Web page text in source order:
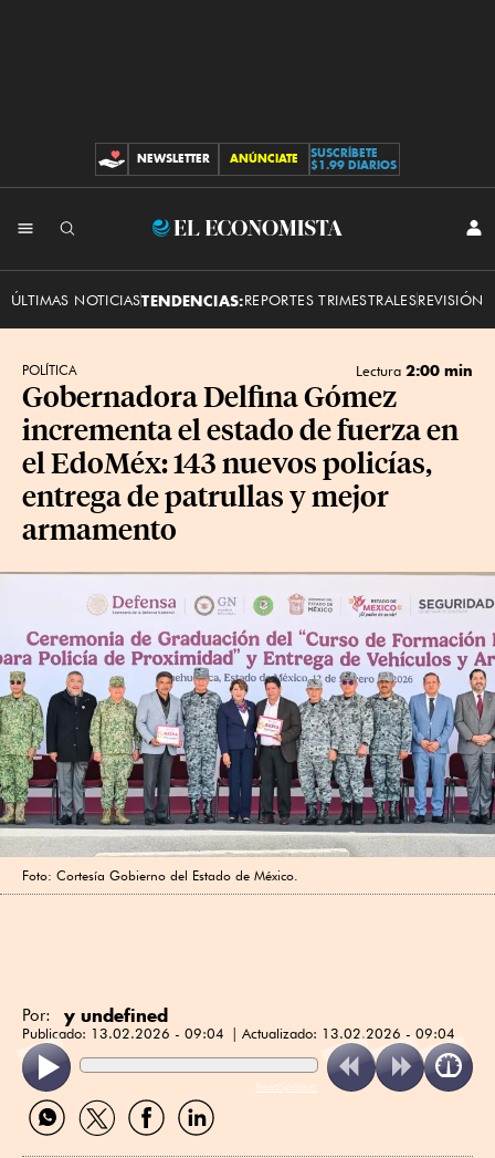
CONTRIBUCIONES
NEWSLETTER ANÚNCIATE
SUSCRÍBETE
$1.99 DIARIOS
El
ÚLTIMAS NOTICIASTENDENCIAS:REPORTES TRIMESTRALESREVISIÓN
POLÍTICA Lectura 2:00 min
Gobernadora Delfina Gómez
incrementa el estado de fuerza en
el EdoMéx: 143 nuevos policías,
entrega de patrullas y mejor
armamento
Foto: Cortesía Gobierno del Estado de México.
Por: y undefined
Publicado: 13.02.2026 - 09:04 Actualizado: 13.02.2026 - 09:04
ReadSpeaker
Compartir
por
Compartir
por
Compartir
por
Compartir
por